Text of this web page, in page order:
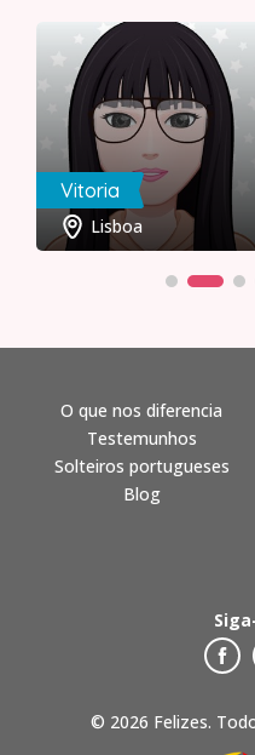
Vitoria
Lisboa
© 2026 Felizes.
O que nos diferencia
Testemunhos
Solteiros portugueses
Blog